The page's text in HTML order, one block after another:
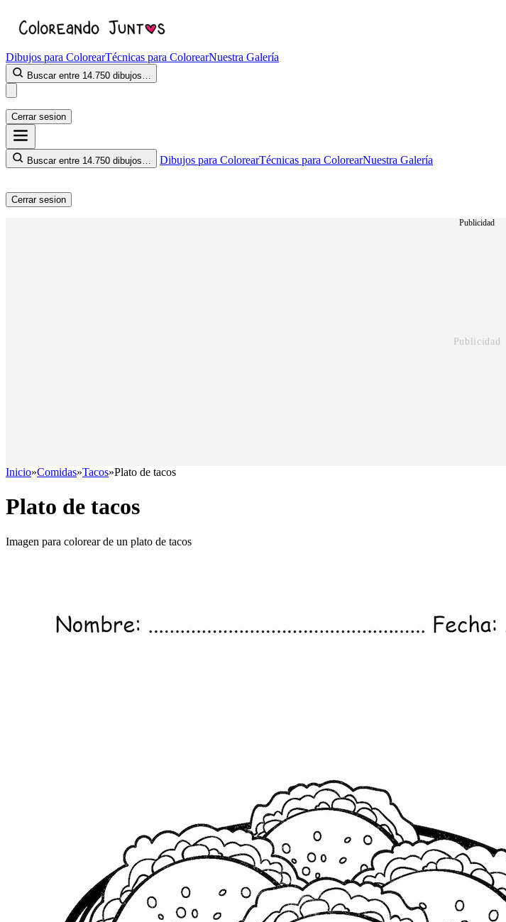
Dibujos para ColorearTécnicas para ColorearNuestra Galería
Buscar entre 14.750 dibujos…
Cerrar sesion
Buscar entre 14.750 dibujos… Dibujos para ColorearTécnicas para ColorearNuestra Galería
Cerrar sesion
Publicidad
Inicio»Comidas»Tacos»Plato de tacos
Plato de tacos
Imagen para colorear de un plato de tacos